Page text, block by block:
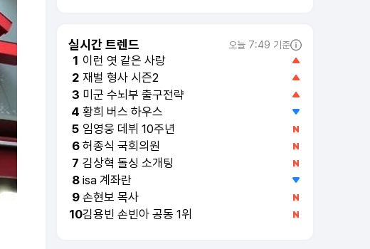
실시간 트렌드 오늘 7:49 기준
1 이런 엿 같은 사랑
2 재벌 형사 시즌2
3 미군 수뇌부 출구전략
4 황희 버스 하우스
5 임영웅 데뷔 10주년
6 허종식 국회의원
7 김상혁 돌싱 소개팅
8 isa 계좌란
9 손현보 목사
10김용빈 손빈아 공동 1위